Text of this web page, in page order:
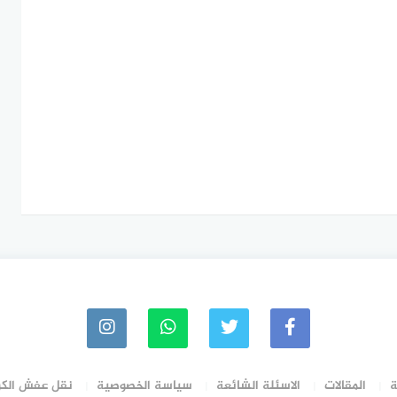
المقالات الاسئلة الشائعة سياسة الخصوصية نقل عفش